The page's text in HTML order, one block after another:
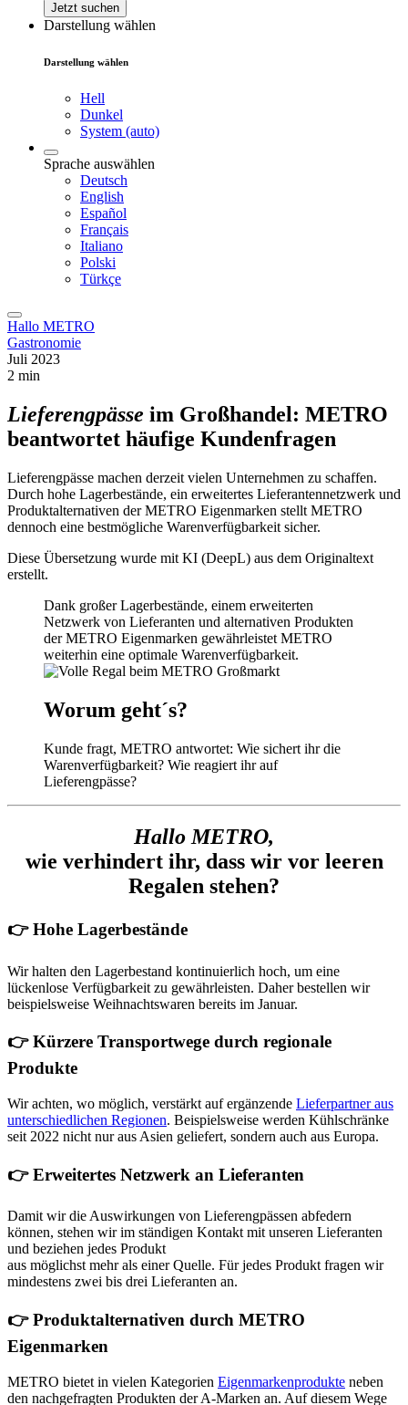
Jetzt suchen
Darstellung wählen
Darstellung wählen
Hell
Dunkel
System (auto)
Sprache auswählen
Deutsch
English
Español
Français
Italiano
Polski
Türkçe
Hallo METRO
Gastronomie
Juli 2023
2 min
Lieferengpässe im Großhandel: METRO
beantwortet häufige Kundenfragen
Lieferengpässe machen derzeit vielen Unternehmen zu schaffen.
Durch hohe Lagerbestände, ein erweitertes Lieferantennetzwerk und
Produktalternativen der METRO Eigenmarken stellt METRO
dennoch eine bestmögliche Warenverfügbarkeit sicher.
Diese Übersetzung wurde mit KI (DeepL) aus dem Originaltext
erstellt.
Dank großer Lagerbestände, einem erweiterten
Netzwerk von Lieferanten und alternativen Produkten
der METRO Eigenmarken gewährleistet METRO
weiterhin eine optimale Warenverfügbarkeit.
Worum geht´s?
Kunde fragt, METRO antwortet: Wie sichert ihr die
Warenverfügbarkeit? Wie reagiert ihr auf
Lieferengpässe?
Hallo METRO,
wie verhindert ihr, dass wir vor leeren
Regalen stehen?
👉 Hohe Lagerbestände
Wir halten den Lagerbestand kontinuierlich hoch, um eine
lückenlose Verfügbarkeit zu gewährleisten. Daher bestellen wir
beispielsweise Weihnachtswaren bereits im Januar.
👉 Kürzere Transportwege durch regionale
Produkte
Wir achten, wo möglich, verstärkt auf ergänzende Lieferpartner aus
unterschiedlichen Regionen. Beispielsweise werden Kühlschränke
seit 2022 nicht nur aus Asien geliefert, sondern auch aus Europa.
👉 Erweitertes Netzwerk an Lieferanten
Damit wir die Auswirkungen von Lieferengpässen abfedern
können, stehen wir im ständigen Kontakt mit unseren Lieferanten
und beziehen jedes Produkt
aus möglichst mehr als einer Quelle. Für jedes Produkt fragen wir
mindestens zwei bis drei Lieferanten an.
👉 Produktalternativen durch METRO
Eigenmarken
METRO bietet in vielen Kategorien Eigenmarkenprodukte neben
den nachgefragten Produkten der A-Marken an. Auf diesem Wege